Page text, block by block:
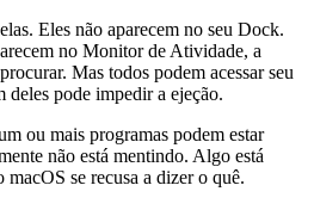
Eles não aparecem no seu Dock.
no Monitor de Atividade, a
Mas todos podem acessar seu
deles pode impedir a ejeção.
ou mais programas podem estar
não está mentindo. Algo está
se recusa a dizer o quê.